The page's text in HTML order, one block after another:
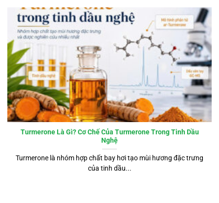
Turmerone Là Gì? Cơ Chế Của Turmerone Trong Tinh Dầu
Nghệ
Turmerone là nhóm hợp chất bay hơi tạo mùi hương đặc trưng
của tinh dầu...